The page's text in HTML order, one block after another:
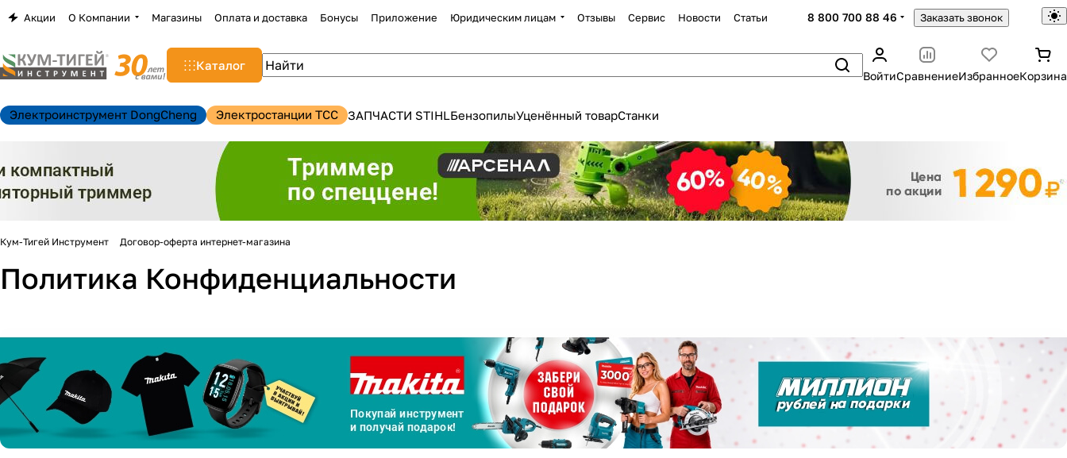
Акции О Компании Магазины Оплата и доставка Бонусы Приложение Юридическим лицам Отзывы Сервис Новости Статьи 8 800 700 88 46 Заказать звонок
Каталог
ВойтиСравнениеИзбранноеКорзина
Электроинструмент DongCheng Электростанции TCC ЗАПЧАСТИ STIHLБензопилыУценённый товарСтанки
Кум-Тигей Инструмент Договор-оферта интернет-магазина
Политика Конфиденциальности
Разбейтеоплату
на частибез переплат